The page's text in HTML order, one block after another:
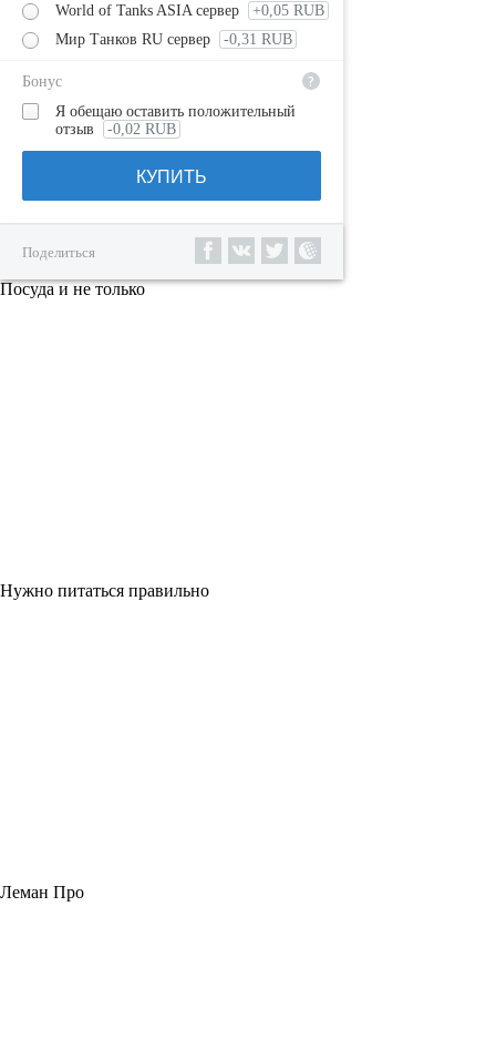
World of Tanks ASIA сервер
+0,05 RUB
Мир Танков RU сервер
-0,31 RUB
Бонус ?
Я обещаю оставить положительный
отзыв
-0,02 RUB
КУПИТЬ
Поделиться
Посуда и не только
Нужно питаться правильно
Леман Про